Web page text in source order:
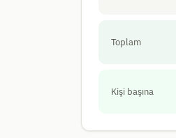
Toplam
Kişi başına